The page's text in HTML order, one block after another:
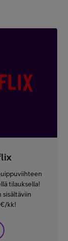
tilauksella!
kk!